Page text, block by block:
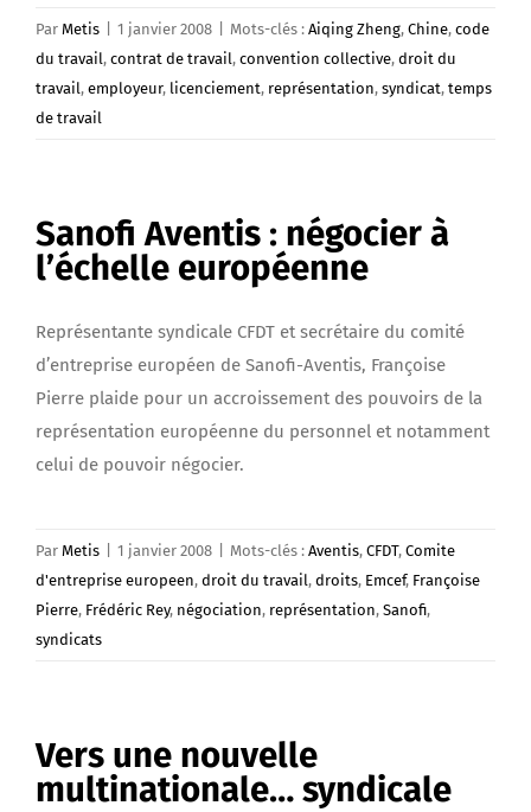
Par Metis 1 janvier 2008 Mots-clés : Aiqing Zheng, Chine, code
du travail, contrat de travail, convention collective, droit du
travail, employeur, licenciement, représentation, syndicat, temps
de travail
Sanofi Aventis : négocier à
l’échelle européenne
Représentante syndicale CFDT et secrétaire du comité
d’entreprise européen de Sanofi-Aventis, Françoise
Pierre plaide pour un accroissement des pouvoirs de la
représentation européenne du personnel et notamment
celui de pouvoir négocier.
Par Metis 1 janvier 2008 Mots-clés : Aventis, CFDT, Comite
d'entreprise europeen, droit du travail, droits, Emcef, Françoise
Pierre, Frédéric Rey, négociation, représentation, Sanofi,
syndicats
Vers une nouvelle
multinationale… syndicale